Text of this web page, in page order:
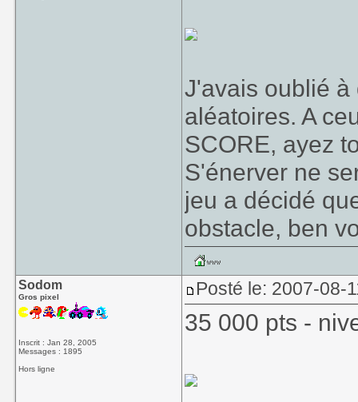
J'avais oublié
aléatoires. A
SCORE, ayez
S'énerver ne
jeu a décidé
obstacle, ben
Sodom
Gros pixel
Inscrit : Jan 28, 2005
Messages : 1895
Hors ligne
Posté le: 2007-08-
35 000 pts -